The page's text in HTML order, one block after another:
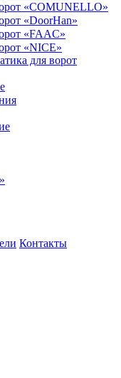
«COMUNELLO»
«DoorHan»
«FAAC»
«NICE»
для ворот
Контакты